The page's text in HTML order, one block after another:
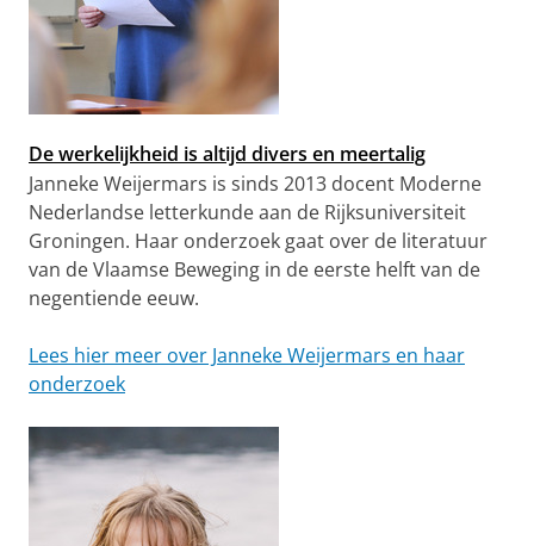
De werkelijkheid is altijd divers en meertalig
Janneke Weijermars is sinds 2013 docent Moderne
Nederlandse letterkunde aan de Rijksuniversiteit
Groningen. Haar onderzoek gaat over de literatuur
van de Vlaamse Beweging in de eerste helft van de
negentiende eeuw.
Lees hier meer over Janneke Weijermars en haar
onderzoek